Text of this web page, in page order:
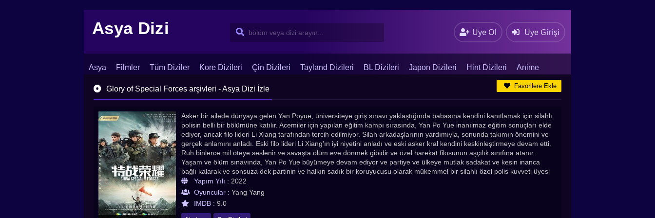
Asya Dizi Üye Ol Üye Girişi
Asya Filmler Tüm Diziler Kore Dizileri Çin Dizileri Tayland Dizileri BL Dizileri Japon Dizileri Hint Dizileri Anime
İletişim Blog Dizi Arşivi
Glory of Special Forces arşivleri - Asya Dizi İzle Favorilere Ekle
Asker bir ailede dünyaya gelen Yan Poyue, üniversiteye giriş sınavı yaklaştığında babasına kendini kanıtlamak için silahlı
polisin belli bir bölümüne katılır. Acemiler için yapılan eğitim kampı sırasında, Yan Po Yue inanılmaz eğitim sonuçları elde
ediyor, ancak filo lideri Li Xiang tarafından tercih edilmiyor. Silah arkadaşlarının yardımıyla, sonunda takımın önemini ve
gerçek anlamını anladı. Eski filo lideri Li Xiang'ın iyi niyetini anladı ve eski asker kral kendini keskinleştirmeye devam etti.
Ruh binlerce mil öteye seslenir ve savaşta ölüm eve dönmek gibidir ve özel harekat filosunun aşçılık sınıfına atanır.
Yaşam ve ölüm sınavında, Yan Po Yue büyümeye devam ediyor ve partiye ve ülkeye mutlak sadakat ve kesin inanca
bağlı kalarak ve sonsuza dek partinin ve halkın sadık bir koruyucusu olarak mükemmel bir silahlı özel polis kuvveti üyesi
olur. Aksiyon ve askeri tarzda 2022 Çin dizisi Glory of Special Forces Türkçe altyazılı izle seçeneğiyle sizlerle! Glory of
Special Forces Türkçe Altyazılı izle. En çok izlenen Asya dizileri, Kore dizileri, Çin dizileri, Tayland dizileri , Çin dizileri, Asya
dizileri, Hint dizileri, Asyadiziizle.com adresinde!
Yapım Yılı : 2022
Oyuncular : Yang Yang
IMDB : 9.0